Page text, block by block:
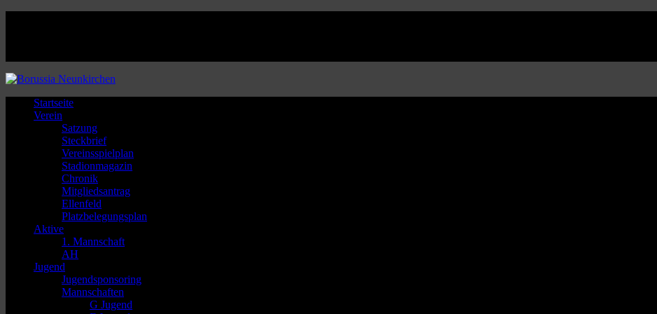
Startseite
Verein
Satzung
Steckbrief
Vereinsspielplan
Stadionmagazin
Chronik
Mitgliedsantrag
Ellenfeld
Platzbelegungsplan
Aktive
1. Mannschaft
AH
Jugend
Jugendsponsoring
Mannschaften
G Jugend